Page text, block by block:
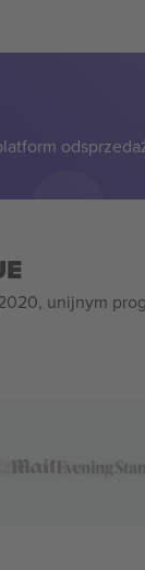
unijnym